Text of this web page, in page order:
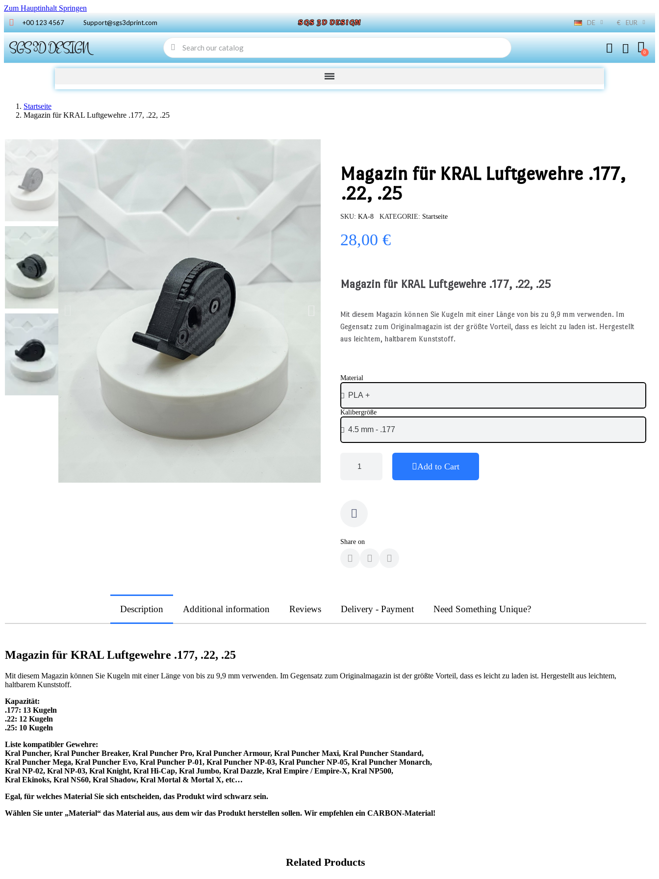
Zum Hauptinhalt Springen
+00 123 4567 Support@sgs3dprint.com SGS 3D DESIGN DE € EUR
SGS 3D DESIGN
Startseite
Magazin für KRAL Luftgewehre .177, .22, .25
Magazin für KRAL Luftgewehre .177,
.22, .25
SKU KA-8 KATEGORIE Startseite
28,00 €
Magazin für KRAL Luftgewehre .177, .22, .25
Mit diesem Magazin können Sie Kugeln mit einer Länge von bis zu 9,9 mm verwenden. Im
Gegensatz zum Originalmagazin ist der größte Vorteil, dass es leicht zu laden ist. Hergestellt
aus leichtem, haltbarem Kunststoff.
Material
Kalibergröße
Add to Cart
Share on
Description Additional information Reviews Delivery - Payment Need Something Unique?
Magazin für KRAL Luftgewehre .177, .22, .25
Mit diesem Magazin können Sie Kugeln mit einer Länge von bis zu 9,9 mm verwenden. Im Gegensatz zum Originalmagazin ist der größte Vorteil, dass es leicht zu laden ist. Hergestellt aus leichtem,
haltbarem Kunststoff.
Kapazität:
.177: 13 Kugeln
.22: 12 Kugeln
.25: 10 Kugeln
Liste kompatibler Gewehre:
Kral Puncher, Kral Puncher Breaker, Kral Puncher Pro, Kral Puncher Armour, Kral Puncher Maxi, Kral Puncher Standard,
Kral Puncher Mega, Kral Puncher Evo, Kral Puncher P-01, Kral Puncher NP-03, Kral Puncher NP-05, Kral Puncher Monarch,
Kral NP-02, Kral NP-03, Kral Knight, Kral Hi-Cap, Kral Jumbo, Kral Dazzle, Kral Empire / Empire-X, Kral NP500,
Kral Ekinoks, Kral NS60, Kral Shadow, Kral Mortal & Mortal X, etc…
Egal, für welches Material Sie sich entscheiden, das Produkt wird schwarz sein.
Wählen Sie unter „Material“ das Material aus, aus dem wir das Produkt herstellen sollen. Wir empfehlen ein CARBON-Material!
Related Products